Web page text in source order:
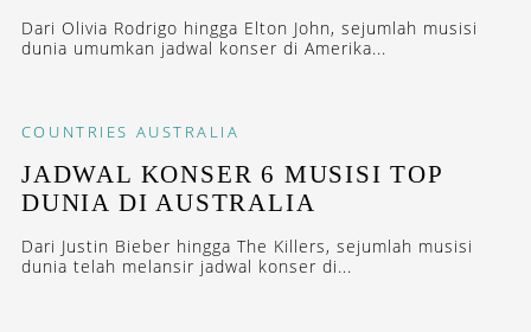
Dari Olivia Rodrigo hingga Elton John, sejumlah musisi
dunia umumkan jadwal konser di Amerika...
COUNTRIES AUSTRALIA
JADWAL KONSER 6 MUSISI TOP
DUNIA DI AUSTRALIA
Dari Justin Bieber hingga The Killers, sejumlah musisi
dunia telah melansir jadwal konser di...